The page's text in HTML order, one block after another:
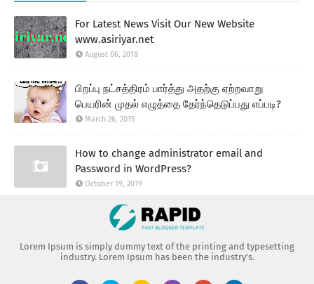
For Latest News Visit Our New Website
www.asiriyar.net
August 06, 2018
பிறப்பு நட்சத்திரம் பார்த்து அதற்கு ஏற்றவாறு
பெயரின் முதல் எழுத்தை தேர்ந்தெடுப்பது எப்படி?
March 26, 2015
How to change administrator email and
Password in WordPress?
October 19, 2019
Lorem Ipsum is simply dummy text of the printing and typesetting
industry. Lorem Ipsum has been the industry's.